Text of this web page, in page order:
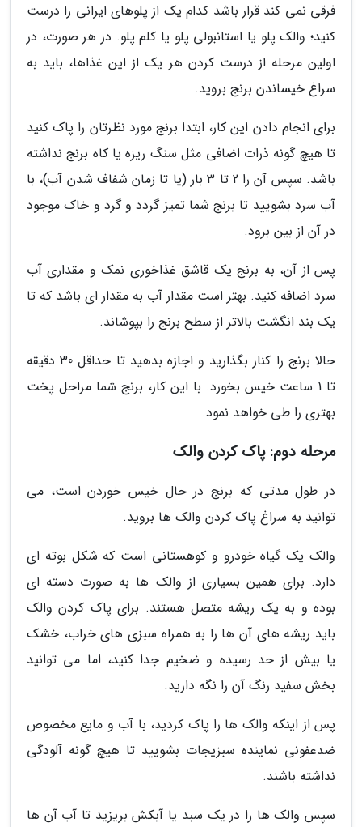
فرقی نمی کند قرار باشد کدام یک از پلوهای ایرانی را درست
کنید؛ والک پلو یا استانبولی پلو یا کلم پلو. در هر صورت، در
اولین مرحله از درست کردن هر یک از این غذاها، باید به
سراغ خیساندن برنج بروید.
برای انجام دادن این کار، ابتدا برنج مورد نظرتان را پاک کنید
تا هیچ گونه ذرات اضافی مثل سنگ ریزه یا کاه برنج نداشته
باشد. سپس آن را 2 تا 3 بار (یا تا زمان شفاف شدن آب)، با
آب سرد بشویید تا برنج شما تمیز گردد و گرد و خاک موجود
در آن از بین برود.
پس از آن، به برنج یک قاشق غذاخوری نمک و مقداری آب
سرد اضافه کنید. بهتر است مقدار آب به مقدار ای باشد که تا
یک بند انگشت بالاتر از سطح برنج را بپوشاند.
حالا برنج را کنار بگذارید و اجازه بدهید تا حداقل 30 دقیقه
تا 1 ساعت خیس بخورد. با این کار، برنج شما مراحل پخت
بهتری را طی خواهد نمود.
مرحله دوم: پاک کردن والک
در طول مدتی که برنج در حال خیس خوردن است، می
توانید به سراغ پاک کردن والک ها بروید.
والک یک گیاه خودرو و کوهستانی است که شکل بوته ای
دارد. برای همین بسیاری از والک ها به صورت دسته ای
بوده و به یک ریشه متصل هستند. برای پاک کردن والک
باید ریشه های آن ها را به همراه سبزی های خراب، خشک
یا بیش از حد رسیده و ضخیم جدا کنید، اما می توانید
بخش سفید رنگ آن را نگه دارید.
پس از اینکه والک ها را پاک کردید، با آب و مایع مخصوص
ضدعفونی نماینده سبزیجات بشویید تا هیچ گونه آلودگی
نداشته باشند.
سپس والک ها را در یک سبد یا آبکش بریزید تا آب آن ها